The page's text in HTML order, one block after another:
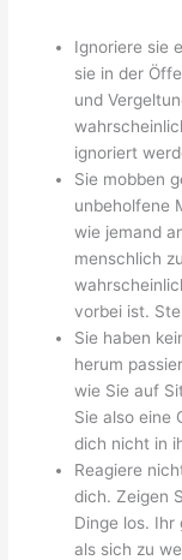
Ignoriere sie
sie in der
und
ignoriert
Sie mobben
unbeholfene
wie jemand
menschlich
vorbei ist.
Sie haben
herum
wie Sie auf
Sie also eine
dich nicht in
Reagiere
dich. Zeigen
Dinge los.
als sich zu